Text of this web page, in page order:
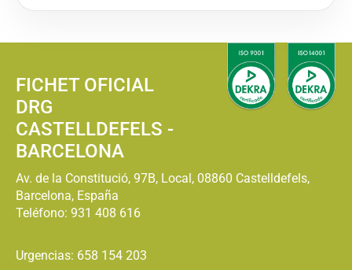
FICHET OFICIAL
DRG
CASTELLDEFELS -
BARCELONA
Av. de la Constitució, 97B, Local, 08860 Castelldefels,
Barcelona, España
Teléfono: 931 408 616
Urgencias: 658 154 203